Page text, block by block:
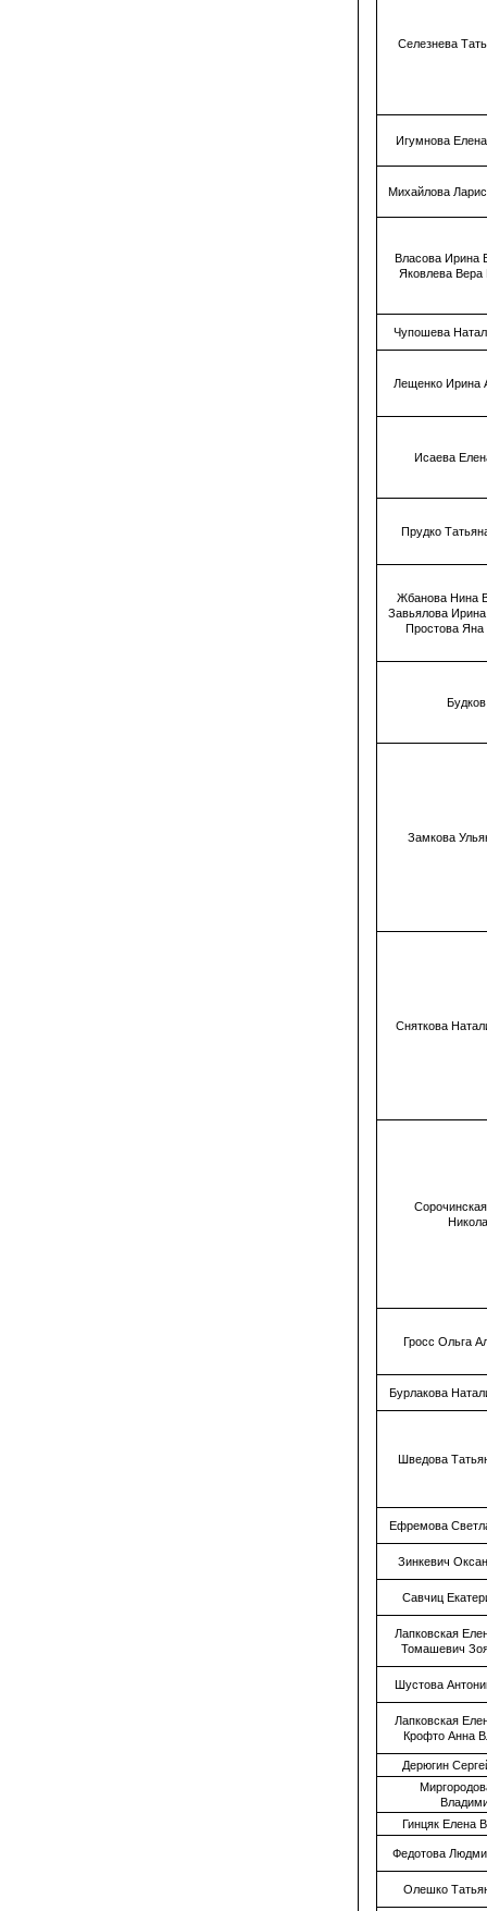
Селезнева
Игумнова
Михайлова
Власова Ирина
Яковлева Вера
Чупошева
Лещенко Ирина
Исаева
Прудко
Жбанова Нина
Завьялова
Простова Яна
Замкова
Сняткова
Гросс Ольга
Бурлакова
Шведова
Ефремова
Зинкевич
Савчиц
Лапковская
Томашевич
Шустова
Лапковская
Крофто Анна
Дерюгин
Гинцяк Елена
Федотова
Олешко